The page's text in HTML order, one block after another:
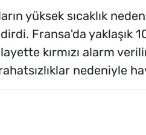
yüksek sıcaklık
Fransa'da yaklaşık
kırmızı alarm
nedeniyle